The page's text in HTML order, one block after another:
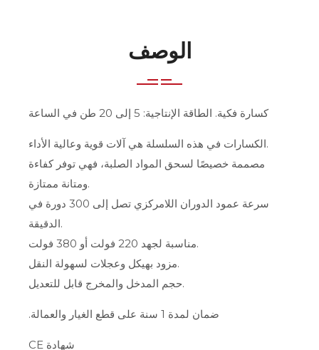
الوصف
كسارة فكية. الطاقة الإنتاجية: 5 إلى 20 طن في الساعة
الكسارات في هذه السلسلة هي آلات قوية وعالية الأداء.
مصممة خصيصًا لسحق المواد الصلبة، فهي توفر كفاءة
ومتانة ممتازة.
سرعة عمود الدوران اللامركزي تصل إلى 300 دورة في
الدقيقة.
مناسبة لجهد 220 فولت أو 380 فولت.
مزود بهيكل وعجلات لسهولة النقل.
حجم المدخل والمخرج قابل للتعديل.
ضمان لمدة 1 سنة على قطع الغيار والعمالة.
شهادة CE